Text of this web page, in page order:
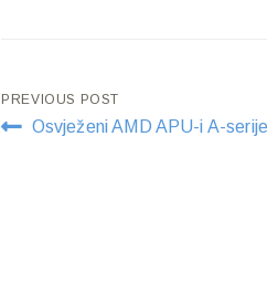
Post
PREVIOUS POST
Osvježeni AMD APU-i A-serije